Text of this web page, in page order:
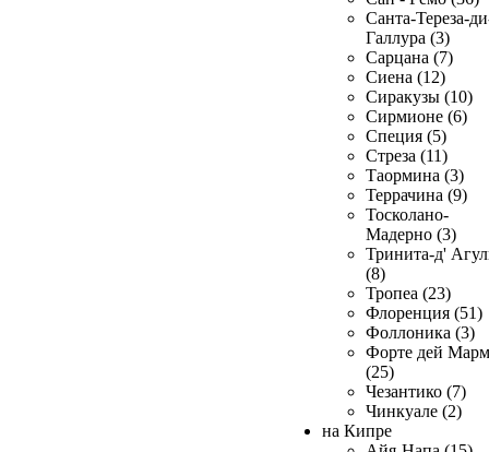
Санта-Тереза-
Галлура (3)
Сарцана (7)
Сиена (12)
Сиракузы (10)
Сирмионе (6)
Специя (5)
Стреза (11)
Таормина (3)
Террачина (9)
Тосколано-
Мадерно (3)
Тринита-д'
(8)
Тропеа (23)
Флоренция (51)
Фоллоника (3)
Форте дей
(25)
Чезантико (7)
Чинкуале (2)
на Кипре